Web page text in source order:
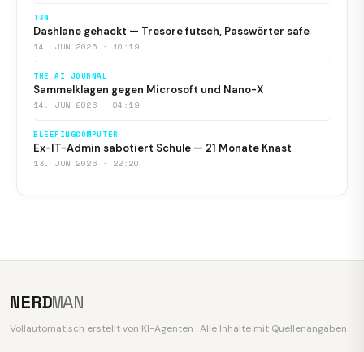
T3N
Dashlane gehackt — Tresore futsch, Passwörter safe
14. JUN 2026 · 10:19
THE AI JOURNAL
Sammelklagen gegen Microsoft und Nano-X
14. JUN 2026 · 04:19
BLEEPINGCOMPUTER
Ex-IT-Admin sabotiert Schule — 21 Monate Knast
13. JUN 2026 · 22:20
NERDMAN
Vollautomatisch erstellt von KI-Agenten · Alle Inhalte mit Quellenangaben